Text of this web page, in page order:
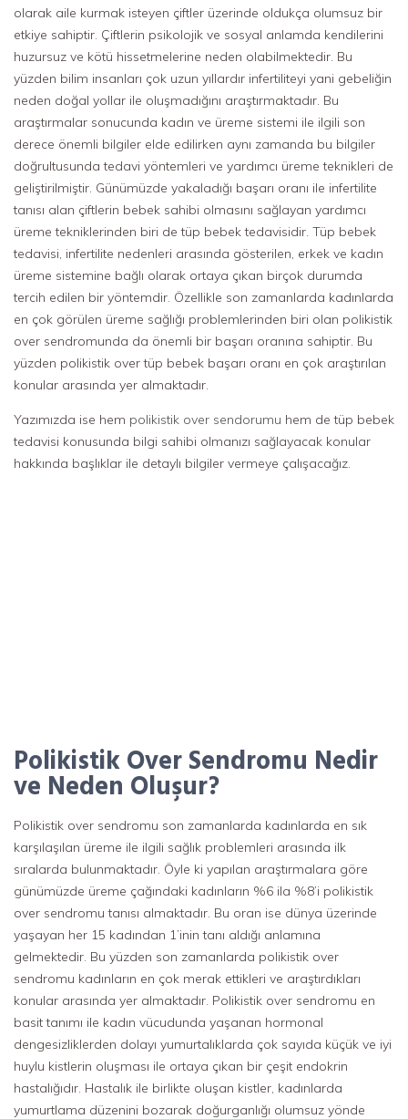
olarak aile kurmak isteyen çiftler üzerinde oldukça olumsuz bir
etkiye sahiptir. Çiftlerin psikolojik ve sosyal anlamda kendilerini
huzursuz ve kötü hissetmelerine neden olabilmektedir. Bu
yüzden bilim insanları çok uzun yıllardır infertiliteyi yani gebeliğin
neden doğal yollar ile oluşmadığını araştırmaktadır. Bu
araştırmalar sonucunda kadın ve üreme sistemi ile ilgili son
derece önemli bilgiler elde edilirken aynı zamanda bu bilgiler
doğrultusunda tedavi yöntemleri ve yardımcı üreme teknikleri de
geliştirilmiştir. Günümüzde yakaladığı başarı oranı ile infertilite
tanısı alan çiftlerin bebek sahibi olmasını sağlayan yardımcı
üreme tekniklerinden biri de tüp bebek tedavisidir. Tüp bebek
tedavisi, infertilite nedenleri arasında gösterilen, erkek ve kadın
üreme sistemine bağlı olarak ortaya çıkan birçok durumda
tercih edilen bir yöntemdir. Özellikle son zamanlarda kadınlarda
en çok görülen üreme sağlığı problemlerinden biri olan polikistik
over sendromunda da önemli bir başarı oranına sahiptir. Bu
yüzden polikistik over tüp bebek başarı oranı en çok araştırılan
konular arasında yer almaktadır.
Yazımızda ise hem polikistik over sendorumu hem de tüp bebek
tedavisi konusunda bilgi sahibi olmanızı sağlayacak konular
hakkında başlıklar ile detaylı bilgiler vermeye çalışacağız.
Polikistik Over Sendromu Nedir
ve Neden Oluşur?
Polikistik over sendromu son zamanlarda kadınlarda en sık
karşılaşılan üreme ile ilgili sağlık problemleri arasında ilk
sıralarda bulunmaktadır. Öyle ki yapılan araştırmalara göre
günümüzde üreme çağındaki kadınların %6 ila %8’i polikistik
over sendromu tanısı almaktadır. Bu oran ise dünya üzerinde
yaşayan her 15 kadından 1’inin tanı aldığı anlamına
gelmektedir. Bu yüzden son zamanlarda polikistik over
sendromu kadınların en çok merak ettikleri ve araştırdıkları
konular arasında yer almaktadır. Polikistik over sendromu en
basit tanımı ile kadın vücudunda yaşanan hormonal
dengesizliklerden dolayı yumurtalıklarda çok sayıda küçük ve iyi
huylu kistlerin oluşması ile ortaya çıkan bir çeşit endokrin
hastalığıdır. Hastalık ile birlikte oluşan kistler, kadınlarda
yumurtlama düzenini bozarak doğurganlığı olumsuz yönde